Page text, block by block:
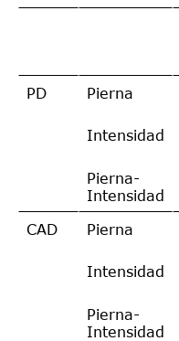
PD Pierna
Intensidad
Pierna-
Intensidad
CAD Pierna
Intensidad
Pierna-
Intensidad